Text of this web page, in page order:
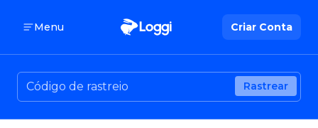
Menu Criar Conta
Rastrear